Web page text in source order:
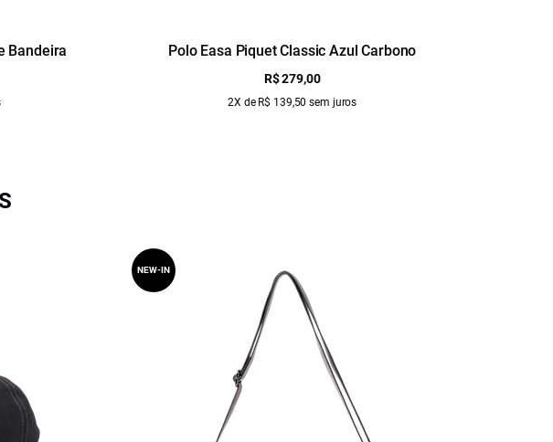
Bandeira Polo Easa Piquet Classic Azul Carbono
R$ 279,00
2X de R$ 139,50 sem juros
NEW-IN